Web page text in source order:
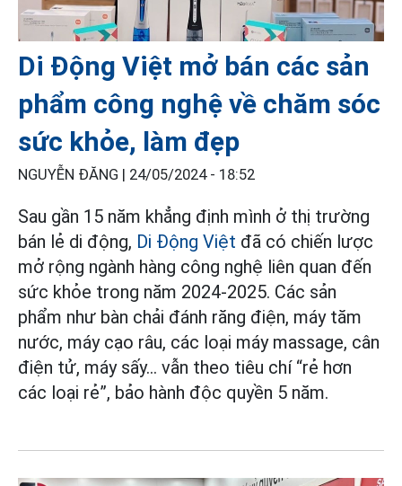
Di Động Việt mở bán các sản
phẩm công nghệ về chăm sóc
sức khỏe, làm đẹp
NGUYỄN ĐĂNG | 24/05/2024 - 18:52
Sau gần 15 năm khẳng định mình ở thị trường
bán lẻ di động, Di Động Việt đã có chiến lược
mở rộng ngành hàng công nghệ liên quan đến
sức khỏe trong năm 2024-2025. Các sản
phẩm như bàn chải đánh răng điện, máy tăm
nước, máy cạo râu, các loại máy massage, cân
điện tử, máy sấy… vẫn theo tiêu chí “rẻ hơn
các loại rẻ”, bảo hành độc quyền 5 năm.